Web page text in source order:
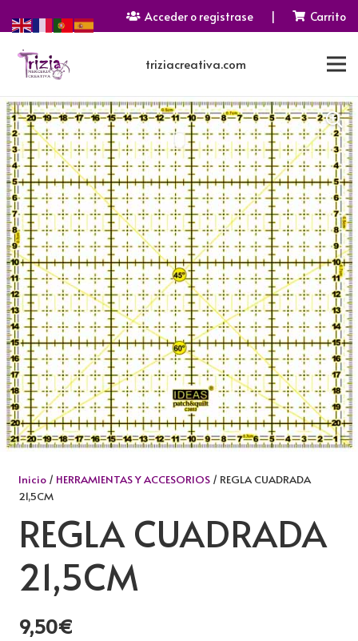
Acceder o registrase | Carrito
triziacreativa.com
Inicio/ HERRAMIENTAS Y ACCESORIOS/ REGLA CUADRADA
21,5CM
REGLA CUADRADA
21,5CM
9,50€